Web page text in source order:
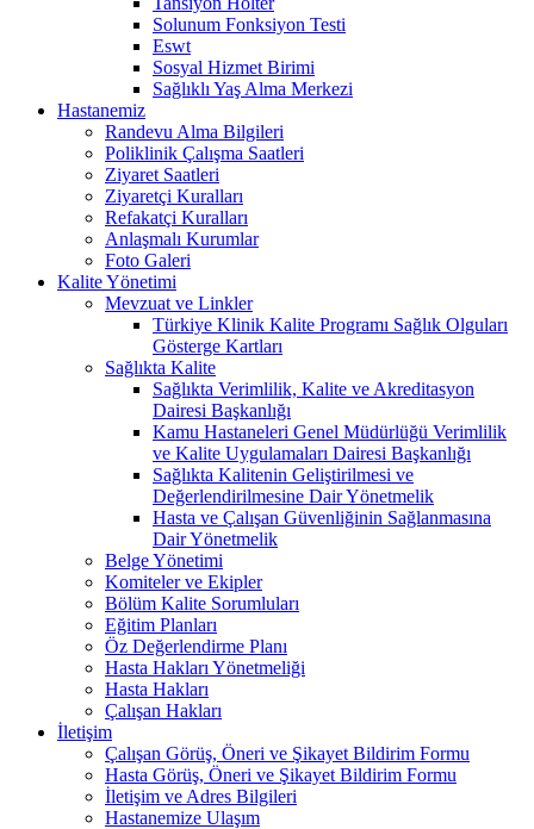
Solunum Fonksiyon Testi
Eswt
Sosyal Hizmet Birimi
Sağlıklı Yaş Alma Merkezi
Hastanemiz
Randevu Alma Bilgileri
Poliklinik Çalışma Saatleri
Ziyaret Saatleri
Ziyaretçi Kuralları
Refakatçi Kuralları
Anlaşmalı Kurumlar
Foto Galeri
Kalite Yönetimi
Mevzuat ve Linkler
Türkiye Klinik Kalite Programı Sağlık Olguları
Gösterge Kartları
Sağlıkta Kalite
Sağlıkta Verimlilik, Kalite ve Akreditasyon
Dairesi Başkanlığı
Kamu Hastaneleri Genel Müdürlüğü Verimlilik
ve Kalite Uygulamaları Dairesi Başkanlığı
Sağlıkta Kalitenin Geliştirilmesi ve
Değerlendirilmesine Dair Yönetmelik
Hasta ve Çalışan Güvenliğinin Sağlanmasına
Dair Yönetmelik
Belge Yönetimi
Komiteler ve Ekipler
Bölüm Kalite Sorumluları
Eğitim Planları
Öz Değerlendirme Planı
Hasta Hakları Yönetmeliği
Hasta Hakları
Çalışan Hakları
İletişim
Çalışan Görüş, Öneri ve Şikayet Bildirim Formu
Hasta Görüş, Öneri ve Şikayet Bildirim Formu
İletişim ve Adres Bilgileri
Hastanemize Ulaşım